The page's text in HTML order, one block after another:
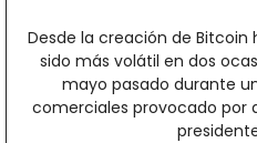
Desde la creación de Bitcoin
sido más volátil en dos
mayo pasado durante
comerciales provocado por